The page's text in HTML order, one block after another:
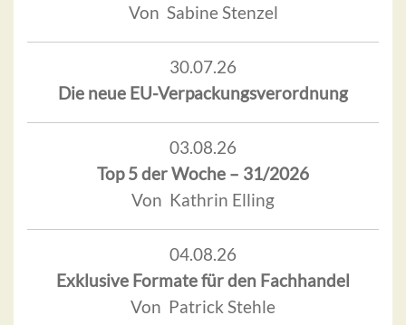
Von Sabine Stenzel
30.07.26
Die neue EU-Verpackungsverordnung
03.08.26
Top 5 der Woche – 31/2026
Von Kathrin Elling
04.08.26
Exklusive Formate für den Fachhandel
Von Patrick Stehle